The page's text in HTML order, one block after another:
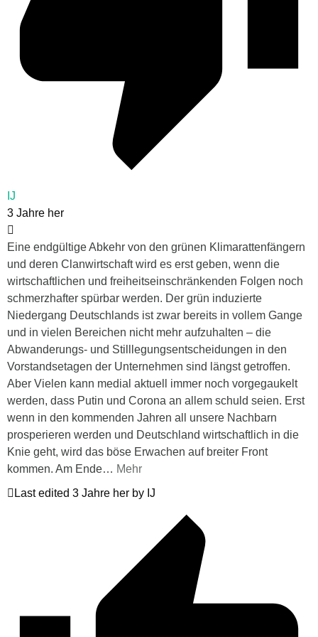
IJ
3 Jahre her
Eine endgültige Abkehr von den grünen Klimarattenfängern
und deren Clanwirtschaft wird es erst geben, wenn die
wirtschaftlichen und freiheitseinschränkenden Folgen noch
schmerzhafter spürbar werden. Der grün induzierte
Niedergang Deutschlands ist zwar bereits in vollem Gange
und in vielen Bereichen nicht mehr aufzuhalten – die
Abwanderungs- und Stilllegungsentscheidungen in den
Vorstandsetagen der Unternehmen sind längst getroffen.
Aber Vielen kann medial aktuell immer noch vorgegaukelt
werden, dass Putin und Corona an allem schuld seien. Erst
wenn in den kommenden Jahren all unsere Nachbarn
prosperieren werden und Deutschland wirtschaftlich in die
Knie geht, wird das böse Erwachen auf breiter Front
kommen. Am Ende… Mehr
Last edited 3 Jahre her by IJ